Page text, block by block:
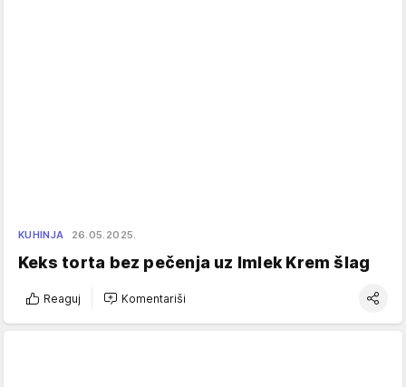
KUHINJA 26.05.2025.
Keks torta bez pečenja uz Imlek Krem šlag
Reaguj Komentariši